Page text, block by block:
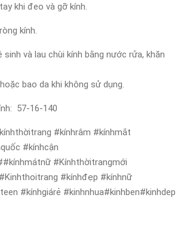
khi đeo và gỡ kính.
kính.
sinh và lau chùi kính bằng nước rửa, khăn
bao da khi không sử dụng.
57-16-140
#kínhrâm #kínhmắt
#kínhcận
#Kínhthờitrangmới
#kínhđẹp #kínhnữ
#kínhgiárẻ #kinhnhua#kinhben#kinhdep